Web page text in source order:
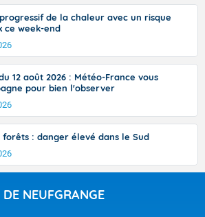
de la chaleur avec un risque
ce week-end
12 août 2026 : Météo-France vous
pour bien l'observer
forêts : danger élevé dans le Sud
NEUFGRANGE